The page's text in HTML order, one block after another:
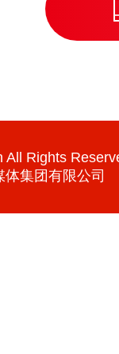
All Rights
集团有限公司